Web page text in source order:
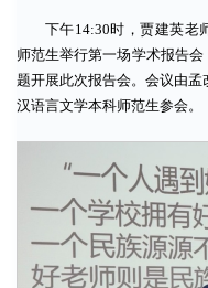
下午14:30时，贾建英老
师范生举行第一场学术报告
题开展此次报告会。会议由
汉语言文学本科师范生参会。